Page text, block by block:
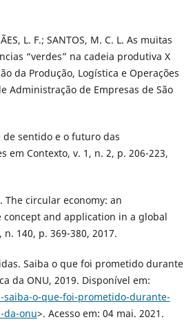
L. F.; SANTOS, M. C. L. As muitas
“verdes” na cadeia produtiva X
da Produção, Logística e Operações
Administração de Empresas de São
de sentido e o futuro das
em Contexto, v. 1, n. 2, p. 206-223,
The circular economy: an
and application in a global
140, p. 369-380, 2017.
Saiba o que foi prometido durante
da ONU, 2019. Disponível em:
o-que-foi-prometido-durante-
da-onu>. Acesso em: 04 mai. 2021.